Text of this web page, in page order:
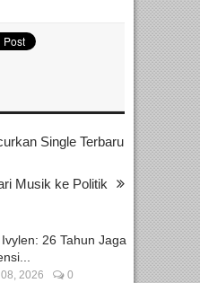
Single Terbaru
Musik ke Politik
26 Tahun Jaga
2026 0